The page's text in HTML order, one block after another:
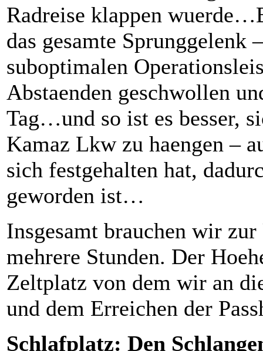
Radreise klappen
das gesamte
suboptimalen
Abstaenden geschwollen
Tag…und so ist es besser,
Kamaz Lkw zu haengen –
sich festgehalten hat,
geworden ist…
Insgesamt brauchen wir zur
mehrere Stunden. Der
Zeltplatz von dem wir an
und dem Erreichen der
Schlafplatz: Den